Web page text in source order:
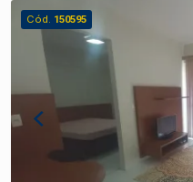
salão de festas e
financiamento. O bairro Alto em Piracicaba dá
fácil acesso ao
Intermunicipal, entre
serviços, já que tem
principais vias, onde
bancárias, pizzarias,
escolas de idiomas e
Cód. 150595